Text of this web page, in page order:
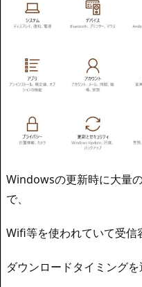
Windowsの更新時に大量
で、
Wifi等を使われていて受信
ダウンロードタイミングを